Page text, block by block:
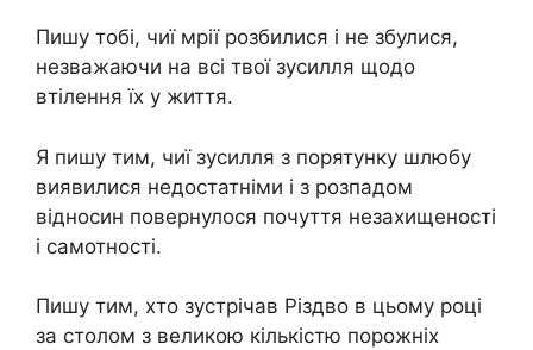
Пишу тобі, чиї мрії розбилися і не збулися,
незважаючи на всі твої зусилля щодо
втілення їх у життя.
Я пишу тим, чиї зусилля з порятунку шлюбу
виявилися недостатніми і з розпадом
відносин повернулося почуття незахищеності
і самотності.
Пишу тим, хто зустрічав Різдво в цьому році
за столом з великою кількістю порожніх